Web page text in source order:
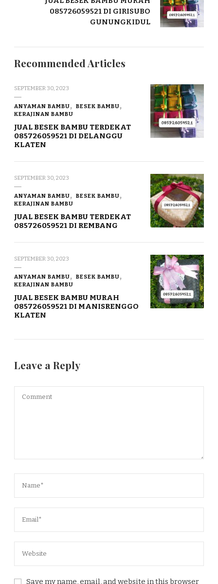
085726059521 DI GIRISUBO
GUNUNGKIDUL
Recommended Articles
SEPTEMBER 30, 2023
ANYAMAN BAMBU
BESEK BAMBU
KERAJINAN BAMBU
JUAL BESEK BAMBU TERDEKAT
085726059521 DI DELANGGU
KLATEN
SEPTEMBER 30, 2023
ANYAMAN BAMBU
BESEK BAMBU
KERAJINAN BAMBU
JUAL BESEK BAMBU TERDEKAT
085726059521 DI REMBANG
SEPTEMBER 30, 2023
ANYAMAN BAMBU
BESEK BAMBU
KERAJINAN BAMBU
JUAL BESEK BAMBU MURAH
085726059521 DI MANISRENGGO
KLATEN
Leave a Reply
Save my name, email, and website in this browser